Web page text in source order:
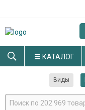
КАТАЛОГ
Виды